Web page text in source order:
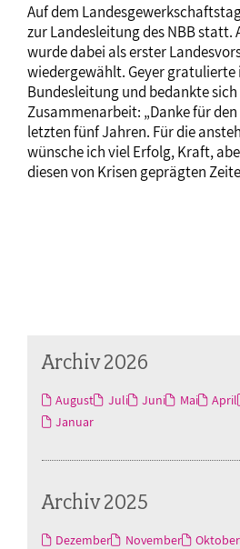
Auf dem
zur Landesleitung des NBB statt.
wurde dabei als erster
wiedergewählt. Geyer gratulierte
Bundesleitung und bedankte
Zusammenarbeit: „Danke für
letzten fünf Jahren. Für die
wünsche ich viel Erfolg, Kraft,
diesen von Krisen geprägten
Archiv 2026
August Juli Juni Mai April
Januar
Archiv 2025
Dezember November Oktober